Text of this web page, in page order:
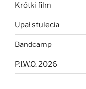
Krótki film
Upał stulecia
Bandcamp
P.I.W.O. 2026